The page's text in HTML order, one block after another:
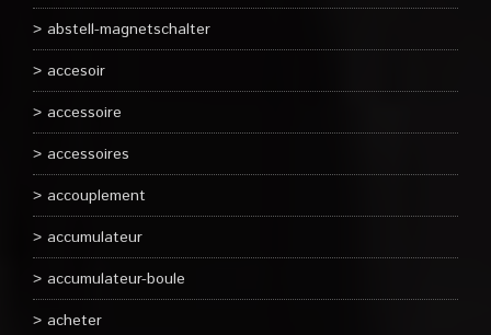
abstell-magnetschalter
accesoir
accessoire
accessoires
accouplement
accumulateur
accumulateur-boule
acheter